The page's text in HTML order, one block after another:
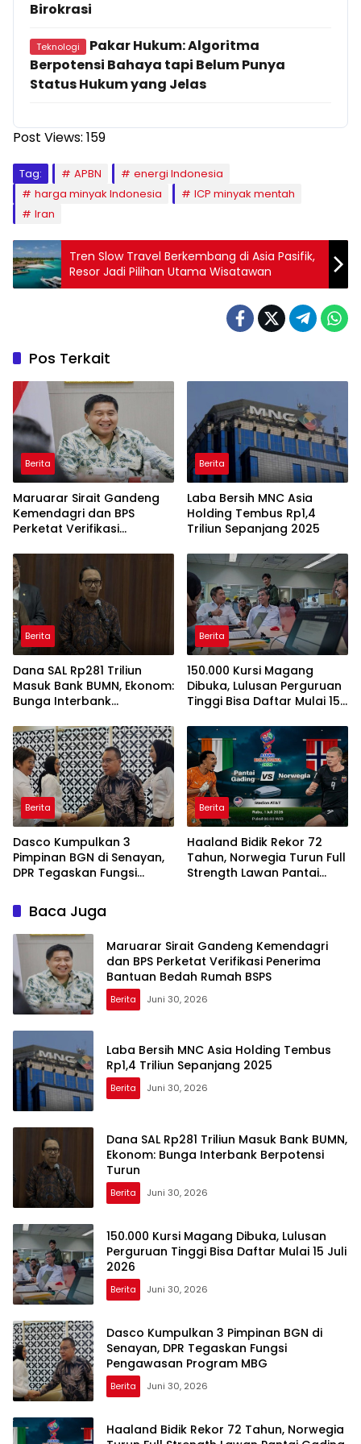
Birokrasi
Teknologi
Pakar Hukum: Algoritma
Berpotensi Bahaya tapi Belum Punya
Status Hukum yang Jelas
Post Views: 159
Tag: APBN
energi Indonesia
harga minyak Indonesia
ICP minyak mentah
Iran
Tren Slow Travel Berkembang di Asia Pasifik,
Resor Jadi Pilihan Utama Wisatawan
Pos Terkait
Berita
Maruarar Sirait Gandeng
Kemendagri dan BPS
Perketat Verifikasi
Rumah BSPS
Berita
Laba Bersih MNC Asia
Holding Tembus Rp1,4
Triliun Sepanjang 2025
Berita
Dana SAL Rp281 Triliun
Masuk Bank BUMN, Ekonom:
Bunga Interbank
Berita
150.000 Kursi Magang
Dibuka, Lulusan Perguruan
Tinggi Bisa Daftar Mulai 15
Berita
Dasco Kumpulkan 3
Pimpinan BGN di Senayan,
DPR Tegaskan Fungsi
Berita
Haaland Bidik Rekor 72
Tahun, Norwegia Turun Full
Strength Lawan Pantai
Baca Juga
Maruarar Sirait Gandeng Kemendagri
dan BPS Perketat Verifikasi Penerima
Bantuan Bedah Rumah BSPS
Berita Juni 30, 2026
Laba Bersih MNC Asia Holding Tembus
Rp1,4 Triliun Sepanjang 2025
Berita Juni 30, 2026
Dana SAL Rp281 Triliun Masuk Bank BUMN,
Ekonom: Bunga Interbank Berpotensi
Turun
Berita Juni 30, 2026
150.000 Kursi Magang Dibuka, Lulusan
Perguruan Tinggi Bisa Daftar Mulai 15 Juli
2026
Berita Juni 30, 2026
Dasco Kumpulkan 3 Pimpinan BGN di
Senayan, DPR Tegaskan Fungsi
Pengawasan Program MBG
Berita Juni 30, 2026
Haaland Bidik Rekor 72 Tahun, Norwegia